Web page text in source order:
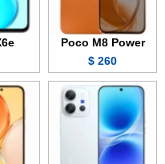
Poco M8 Power
260 $